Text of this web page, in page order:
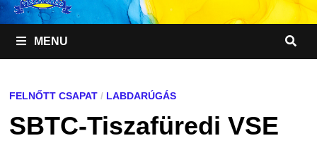
MENU
FELNŐTT CSAPAT/ LABDARÚGÁS
SBTC-Tiszafüredi VSE